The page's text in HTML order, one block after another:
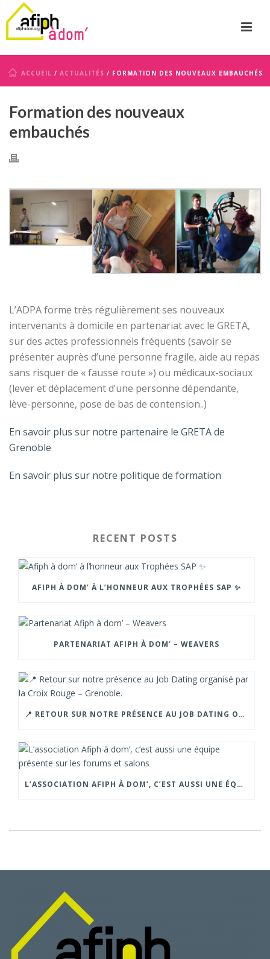
ACCUEIL / ACTUALITÉS / FORMATION DES NOUVEAUX EMBAUCHÉS
Formation des nouveaux
embauchés
L’ADPA forme très régulièrement ses nouveaux
intervenants à domicile en partenariat avec le GRETA,
sur des actes professionnels fréquents (savoir se
présenter auprès d’une personne fragile, aide au repas
sans risquer de « fausse route ») ou médicaux-sociaux
(lever et déplacement d’une personne dépendante,
lève-personne, pose de bas de contension..)
En savoir plus sur notre partenaire le GRETA de
Grenoble
En savoir plus sur notre politique de formation
RECENT POSTS
AFIPH À DOM’ À L’HONNEUR AUX TROPHÉES SAP ✨
PARTENARIAT AFIPH À DOM’ – WEAVERS
📍 RETOUR SUR NOTRE PRÉSENCE AU JOB DATING ORGANISÉ PAR LA CROIX ROUGE – GRENOBLE.
L’ASSOCIATION AFIPH À DOM’, C’EST AUSSI UNE ÉQUIPE PRÉSENTE SUR LES FORUMS ET SALONS